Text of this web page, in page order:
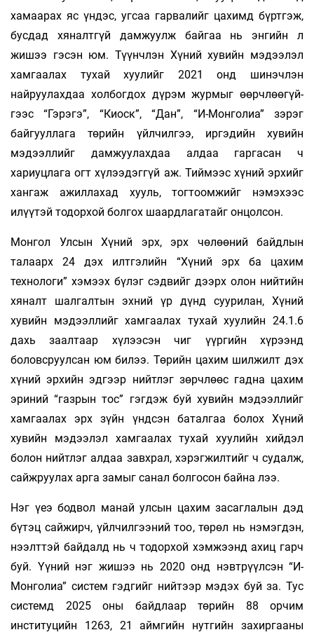
хамаарах яс үндэс, угсаа гарвалийг цахимд бүртгэж,
бусдад хяналтгүй дамжуулж байгаа нь энгийн л
жишээ гэсэн юм. Түүнчлэн Хүний хувийн мэдээлэл
хамгаалах тухай хуулийг 2021 онд шинэчлэн
найруулахдаа холбогдох дүрэм журмыг өөрчлөө­гүй­
гээс “Гэрэгэ”, “Киоск”, “Дан”, “И-Монголиа” зэрэг
байгууллага төрийн үйлчилгээ, иргэдийн хувийн
мэдээллийг дамжуулахдаа алдаа гаргасан ч
хариуцлага огт хүлээдэггүй аж. Тиймээс хүний эрхийг
хангаж ажиллахад хууль, тогтоомжийг нэмэхээс
илүүтэй тодорхой болгох шаардлагатайг онцолсон.
Монгол Улсын Хүний эрх, эрх чөлөөний байдлын
талаарх 24 дэх илтгэлийн “Хүний эрх ба цахим
технологи” хэмээх бүлэг сэдвийг дээрх олон нийтийн
хяналт шалгалтын эхний үр дүнд суурилан, Хүний
хувийн мэдээллийг хамгаалах тухай хуулийн 24.1.6
дахь заалтаар хүлээсэн чиг үүргийн хүрээнд
боловсруулсан юм билээ. Төрийн цахим шилжилт дэх
хүний эрхийн эдгээр нийтлэг зөрчлөөс гадна цахим
эриний “газрын тос” гэгдэж буй хувийн мэдээллийг
хамгаалах эрх зүйн үндсэн баталгаа болох Хүний
хувийн мэдээлэл хамгаалах тухай хуулийн хийдэл
болон нийтлэг алдаа завхрал, хэрэгжилтийг ч судалж,
сайжруулах арга замыг санал болгосон байна лээ.
Нэг үеэ бодвол манай улсын цахим засаглалын дэд
бүтэц сайжирч, үйлчилгээний тоо, төрөл нь нэмэгдэн,
нээлттэй байдалд нь ч тодорхой хэмжээнд ахиц гарч
буй. Үүний нэг жишээ нь 2020 онд нэвтрүүлсэн “И-
Монголиа” систем гэдгийг нийтээр мэдэх буй за. Тус
системд 2025 оны байдлаар төрийн 88 орчим
институцийн 1263, 21 аймгийн нутгийн захиргааны